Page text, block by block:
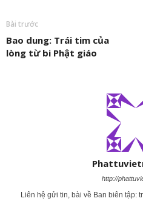
Bài trước
Bao dung: Trái tim của
lòng từ bi Phật giáo
http://
Liên hệ gửi tin, bài về Ban biên tập: